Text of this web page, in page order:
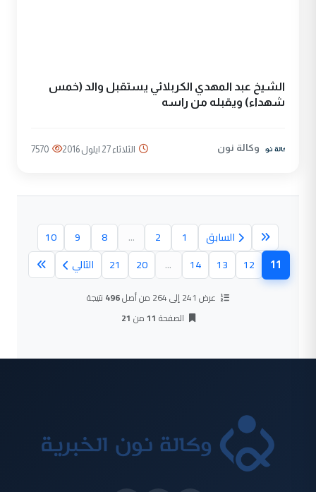
الشيخ عبد المهدي الكربلائي يستقبل والد (خمس
شهداء) ويقبله من راسه
وكالة نون الثلاثاء 27 ايلول 2016 7570
السابق 1
2
...
8
9
10
11(الصفحة الحالية)
12
13
14
...
20
21 التالي
عرض 241 إلى 264 من أصل 496 نتيجة
الصفحة 11من 21